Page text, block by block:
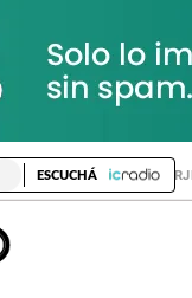
▲ DÓLAR
ESCUCHÁ